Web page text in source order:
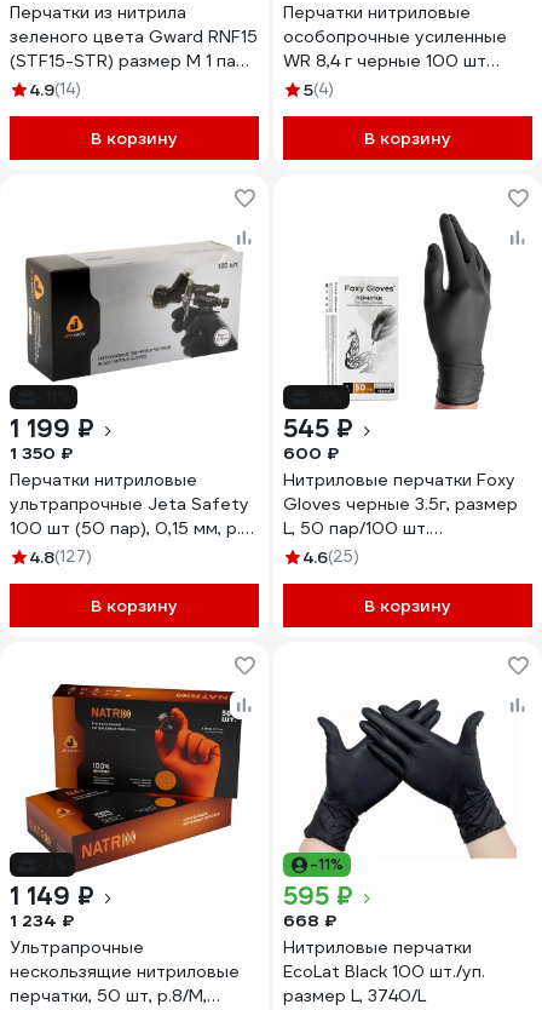
Перчатки из нитрила
зеленого цвета Gward RNF15
(STF15-STR) размер M 1 пара
в индивидуальной упаковке
4.9(14)
В корзину
Перчатки нитриловые
особопрочные усиленные
WR 8,4 г черные 100 шт
(размер 10/XL) Wurth
5(4)
В корзину
1 199 ₽
1 350 ₽
Перчатки нитриловые
ультрапрочные Jeta Safety
100 шт (50 пар), 0,15 мм, р.
7/S JSN907
4.8(127)
В корзину
545 ₽
600 ₽
Нитриловые перчатки Foxy
Gloves черные 3.5г, размер
L, 50 пар/100 шт.
46311614774789
4.6(25)
В корзину
1 149 ₽
1 234 ₽
Ультрапрочные
нескользящие нитриловые
перчатки, 50 шт, р.8/M,
-11%
595 ₽
668 ₽
Нитриловые перчатки
EcoLat Black 100 шт./уп.
размер L, 3740/L